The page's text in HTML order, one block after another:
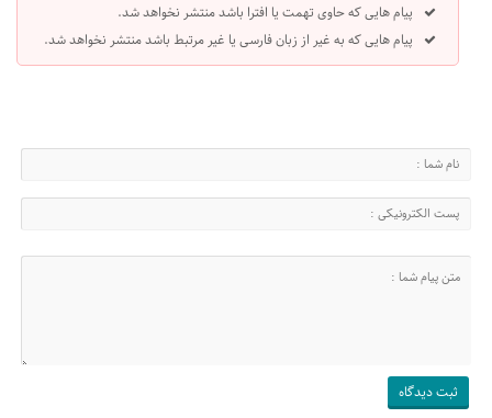
پیام هایی که حاوی تهمت یا افترا باشد منتشر نخواهد شد.
پیام هایی که به غیر از زبان فارسی یا غیر مرتبط باشد منتشر نخواهد شد.